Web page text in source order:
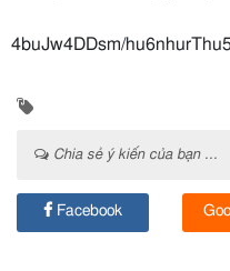
4buJw4DDsm/
Chia sẻ ý kiến của bạn ...
Facebook